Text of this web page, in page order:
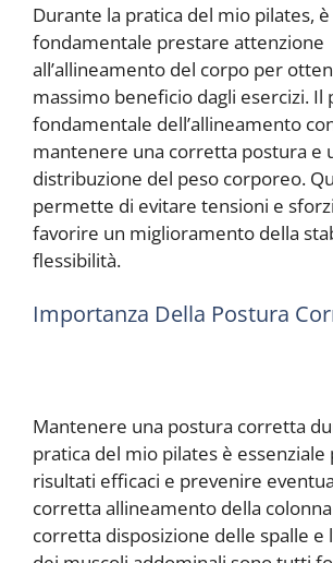
Durante la pratica del mio pilates, è
fondamentale prestare attenzione
all’allineamento del corpo per
massimo beneficio dagli esercizi. Il
fondamentale dell’allineamento
mantenere una corretta postura e
distribuzione del peso corporeo.
permette di evitare tensioni e
favorire un miglioramento della
flessibilità.
Importanza Della Postura
Mantenere una postura corretta
pratica del mio pilates è
risultati efficaci e prevenire
corretta allineamento della
corretta disposizione delle spalle e